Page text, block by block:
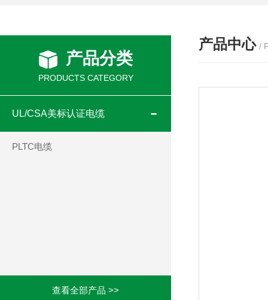
产品分类
PRODUCTS CATEGORY
UL/CSA美标认证电缆
PLTC电缆
查看全部产品 >>
产品中心 /